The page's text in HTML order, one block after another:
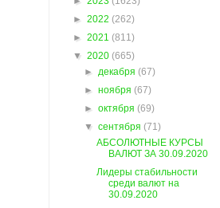
► 2022 (262)
► 2021 (811)
▼ 2020 (665)
►декабря(67)
►ноября(67)
►октября(69)
▼сентября(71)
АБСОЛЮТНЫЕ КУРСЫ
ВАЛЮТ ЗА 30.09.2020
Лидеры стабильности
среди валют на
30.09.2020